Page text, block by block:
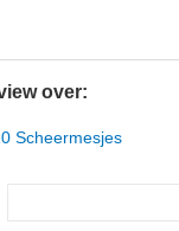
over:
Scheermesjes